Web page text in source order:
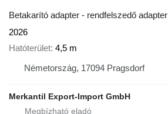
Betakarító adapter - rendfelszedő adapter
2026
Hatóterület 4,5 m
Németország, 17094 Pragsdorf
Merkantil Export-Import GmbH